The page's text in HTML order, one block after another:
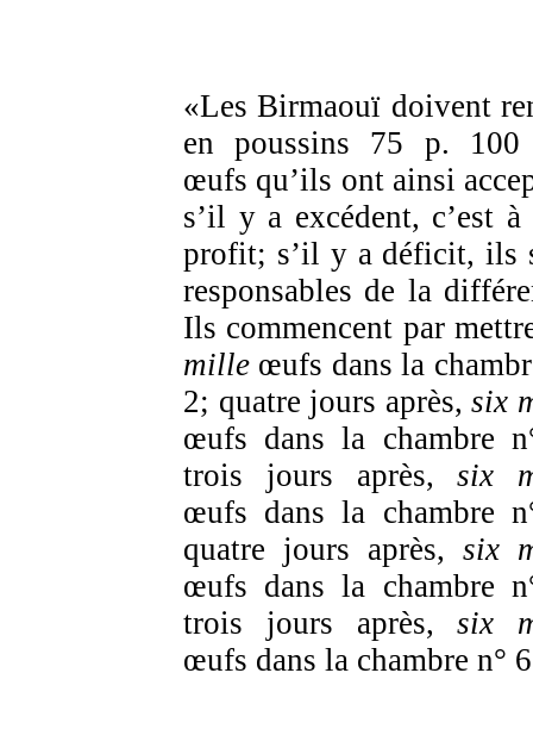
«Les Birmaouï doivent
en poussins 75 p. 100
œufs qu’ils ont ainsi
s’il y a excédent, c’est à
profit; s’il y a déficit, ils
responsables de la
Ils commencent par
mille œufs dans la
2; quatre jours après,six
œufs dans la chambre
trois jours après,six
œufs dans la chambre
quatre jours après, six
œufs dans la chambre
trois jours après,six
œufs dans la chambre n°